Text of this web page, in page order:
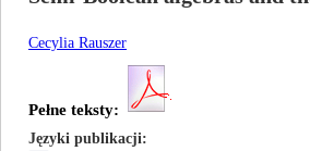
Cecylia Rauszer
Pełne teksty:
Języki publikacji